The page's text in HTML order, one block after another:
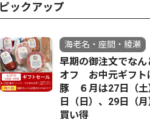
ピックアップ
海老名・座間・綾瀬
早期の御注文でなん
オフ お中元ギフト
豚 ６月は27日（土
日（日）、29日（
買い得